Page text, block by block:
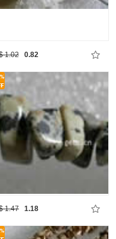
1.02 0.82
1.47 1.18